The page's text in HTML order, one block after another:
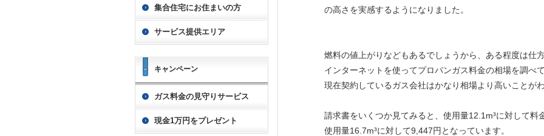
の高さを実感するようになりました。
燃料の値上がりなどもあるでしょうから、ある程度は仕
インターネットを使ってプロパンガス料金の相場を調べ
現在契約しているガス会社はかなり相場より高いことが
請求書をいくつか見てみると、使用量12.1m³に対して料
使用量16.7m³に対して9,447円となっています。
集合住宅にお住まいの方
サービス提供エリア
キャンペーン
ガス料金の見守りサービス
現金1万円をプレゼント